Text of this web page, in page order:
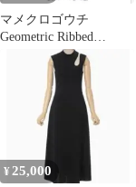
マメクロゴウチ
Geometric Ribbed
Knitted Dress
¥ 25,000